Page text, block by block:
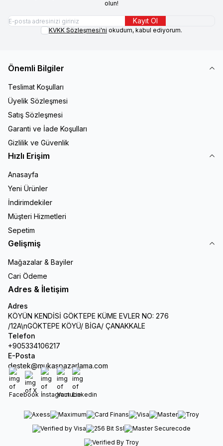
olun!
Kayıt Ol
KVKK Sözleşmesi'ni okudum, kabul ediyorum.
Önemli Bilgiler
Teslimat Koşulları
Üyelik Sözleşmesi
Satış Sözleşmesi
Garanti ve İade Koşulları
Gizlilik ve Güvenlik
Hızlı Erişim
Anasayfa
Yeni Ürünler
İndirimdekiler
Müşteri Hizmetleri
Sepetim
Gelişmiş
Mağazalar & Bayiler
Cari Ödeme
Adres & İletişim
Adres
KÖYÜN KENDİSİ GÖKTEPE KÜME EVLER NO: 276
/12A\nGÖKTEPE KÖYÜ/ BİGA/ ÇANAKKALE
Telefon
+905334106217
E-Posta
destek@mukaspazarlama.com
Facebook
X İnstagram
Youtube